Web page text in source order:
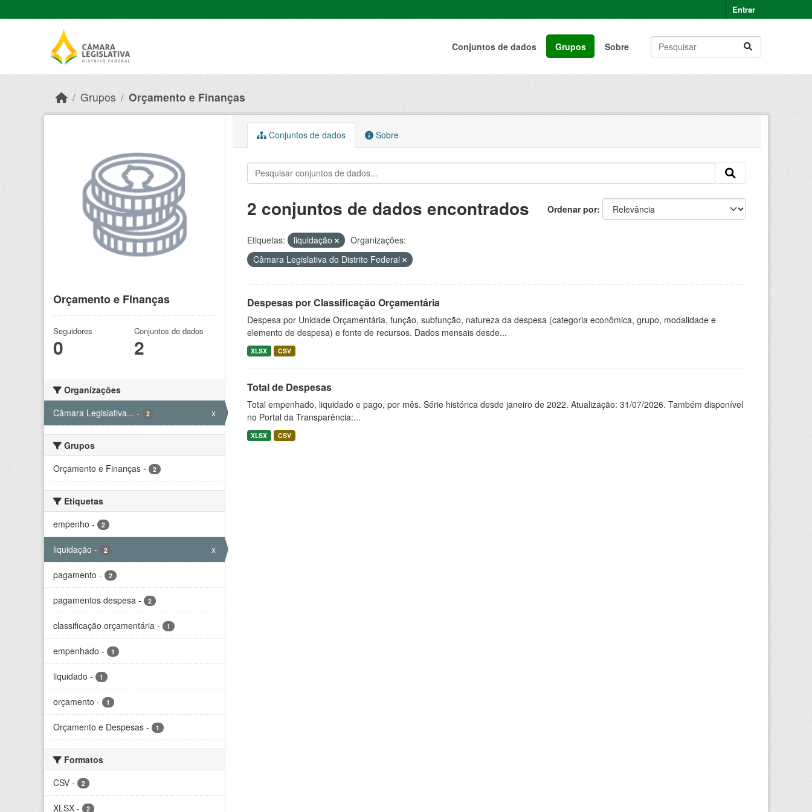
Entrar
Conjuntos de dados Grupos Sobre
Grupos Orçamento e Finanças
Orçamento e Finanças
Seguidores
0
Conjuntos de dados
2
Organizações
Câmara Legislativa... - 2 x
Grupos
Orçamento e Finanças - 2
Etiquetas
empenho - 2
liquidação - 2 x
pagamento - 2
pagamentos despesa - 2
classificação orçamentária - 1
empenhado - 1
liquidado - 1
orçamento - 1
Orçamento e Despesas - 1
Formatos
CSV - 2
XLSX - 2
Conjuntos de dados Sobre
Ordenar por
2 conjuntos de dados encontrados
Etiquetas: liquidação
Organizações:
Câmara Legislativa do Distrito Federal
Despesas por Classificação Orçamentária
Despesa por Unidade Orçamentária, função, subfunção, natureza da despesa (categoria econômica, grupo, modalidade e
elemento de despesa) e fonte de recursos. Dados mensais desde...
XLSX CSV
Total de Despesas
Total empenhado, liquidado e pago, por mês. Série histórica desde janeiro de 2022. Atualização: 31/07/2026. Também disponível
no Portal da Transparência:...
XLSX CSV